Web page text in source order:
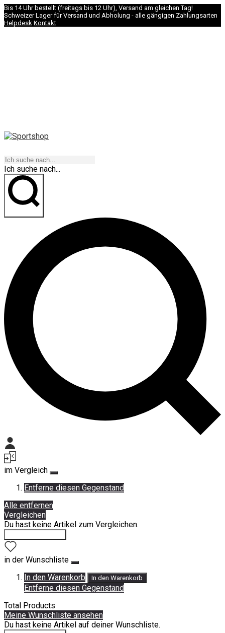
Bis 14 Uhr bestellt (freitags bis 12 Uhr), Versand am gleichen Tag!
Schweizer Lager für Versand und Abholung - alle gängigen Zahlungsarten
Helpdesk Kontakt
Ich suche nach...
im Vergleich
Entferne diesen Gegenstand
Alle entfernen
Vergleichen
Du hast keine Artikel zum Vergleichen.
in der Wunschliste
In den Warenkorb
In den Warenkorb
Entferne diesen Gegenstand
Total Products
Meine Wunschliste ansehen
Du hast keine Artikel auf deiner Wunschliste.